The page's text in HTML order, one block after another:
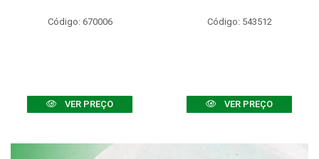
Código: 670006
VER PREÇO
Código: 543512
VER PREÇO